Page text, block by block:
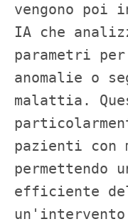
vengono
IA che
parametri
anomalie o
malattia.
pazienti con
permettendo
efficiente